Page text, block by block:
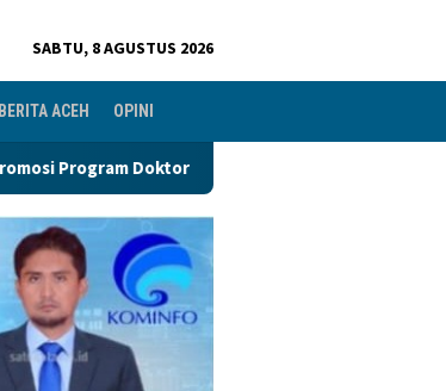
SABTU, 8 AGUSTUS 2026
BERITA ACEH OPINI
Perkuat Organisasi PGRI, Pengurus Ranting